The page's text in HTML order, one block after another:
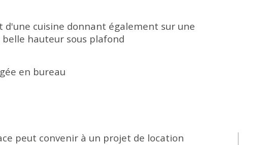
cuisine donnant également sur une
belle hauteur sous plafond
en bureau
peut convenir à un projet de location